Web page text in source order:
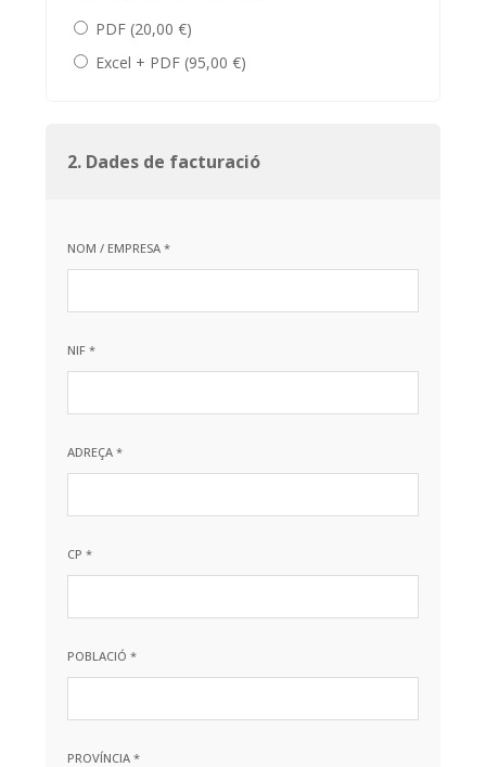
PDF (20,00 €)
Excel + PDF (95,00 €)
2. Dades de facturació
NOM / EMPRESA *
NIF *
ADREÇA *
CP *
POBLACIÓ *
PROVÍNCIA *